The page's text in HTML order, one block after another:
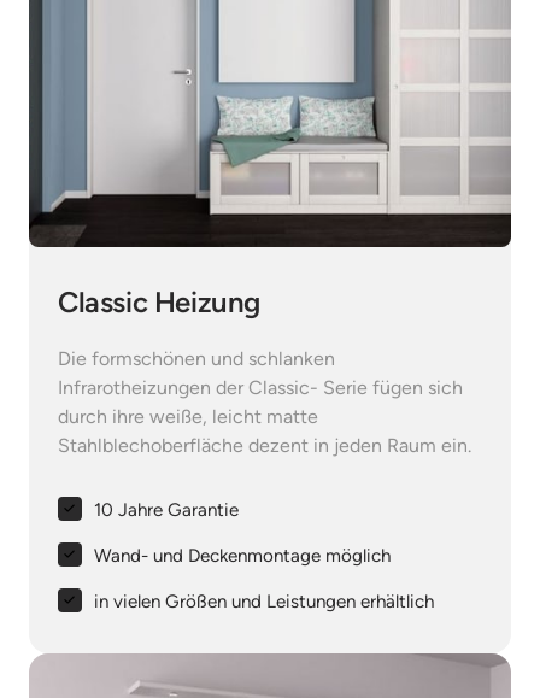
Classic Heizung
Die formschönen und schlanken
Infrarotheizungen der Classic- Serie fügen sich
durch ihre weiße, leicht matte
Stahlblechoberfläche dezent in jeden Raum ein.
10 Jahre Garantie
Wand- und Deckenmontage möglich
in vielen Größen und Leistungen erhältlich